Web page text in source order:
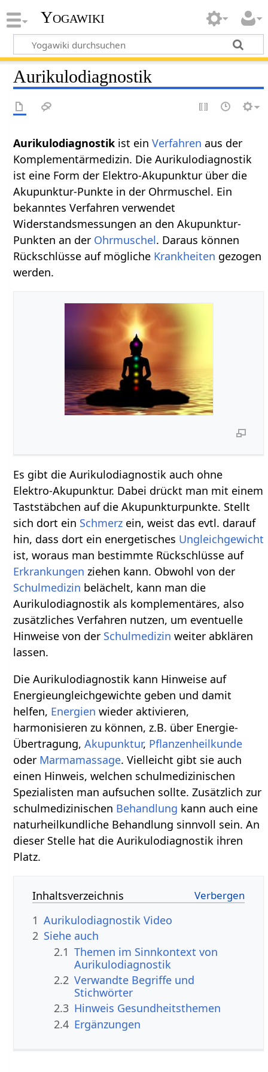
Yogawiki
Aurikulodiagnostik
Aurikulodiagnostik ist einVerfahren aus der
Komplementärmedizin. Die Aurikulodiagnostik
ist eine Form der Elektro-Akupunktur über die
Akupunktur-Punkte in der Ohrmuschel. Ein
bekanntes Verfahren verwendet
Widerstandsmessungen an den Akupunktur-
Punkten an der Ohrmuschel. Daraus können
Rückschlüsse auf mögliche Krankheiten gezogen
werden.
Es gibt die Aurikulodiagnostik auch ohne
Elektro-Akupunktur. Dabei drückt man mit einem
Taststäbchen auf die Akupunkturpunkte. Stellt
sich dort ein Schmerz ein, weist das evtl. darauf
hin, dass dort ein energetisches Ungleichgewicht
ist, woraus man bestimmte Rückschlüsse auf
Erkrankungen ziehen kann. Obwohl von der
Schulmedizin belächelt, kann man die
Aurikulodiagnostik als komplementäres, also
zusätzliches Verfahren nutzen, um eventuelle
Hinweise von der Schulmedizin weiter abklären
lassen.
Die Aurikulodiagnostik kann Hinweise auf
Energieungleichgewichte geben und damit
helfen, Energien wieder aktivieren,
harmonisieren zu können, z.B. über Energie-
Übertragung,Akupunktur, Pflanzenheilkunde
oder Marmamassage. Vielleicht gibt sie auch
einen Hinweis, welchen schulmedizinischen
Spezialisten man aufsuchen sollte. Zusätzlich zur
schulmedizinischen Behandlung kann auch eine
naturheilkundliche Behandlung sinnvoll sein. An
dieser Stelle hat die Aurikulodiagnostik ihren
Platz.
Inhaltsverzeichnis
1 Aurikulodiagnostik Video
2 Siehe auch
2.1 Themen im Sinnkontext von
Aurikulodiagnostik
2.2 Verwandte Begriffe und
Stichwörter
2.3 Hinweis Gesundheitsthemen
2.4 Ergänzungen